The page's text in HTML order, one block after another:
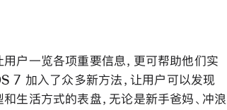
户一览各项重要信息，更可帮助他们实
加入了众多新方法，让用户可以发现
生活方式的表盘，无论是新手爸妈、冲浪